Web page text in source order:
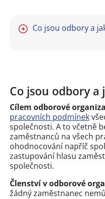
Co jsou odbory a
Co jsou odbory a
Cílem odborové
pracovních podmínek
společnosti. A to včetně
zaměstnanců na všech
ohodnocování napříč
zastupování hlasu
společnosti.
Členství v odborové
žádný zaměstnanec